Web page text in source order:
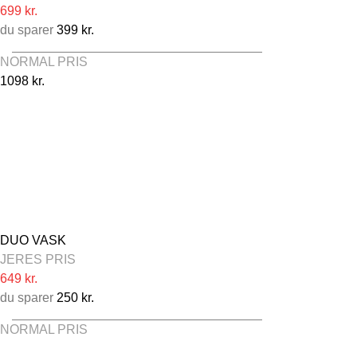
699 kr.
du sparer 399 kr.
NORMAL PRIS
1098 kr.
DUO VASK
JERES PRIS
649 kr.
du sparer 250 kr.
NORMAL PRIS